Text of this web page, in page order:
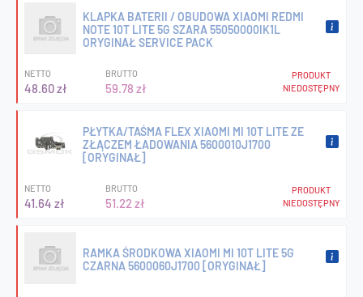
KLAPKA BATERII / OBUDOWA XIAOMI REDMI
NOTE 10T LITE 5G SZARA 55050000IK1L
ORYGINAŁ SERVICE PACK
NETTO
48.60 zł
BRUTTO
59.78 zł
PRODUKT
NIEDOSTĘPNY
PŁYTKA/TAŚMA FLEX XIAOMI MI 10T LITE ZE
ZŁĄCZEM ŁADOWANIA 5600010J1700
[ORYGINAŁ]
NETTO
41.64 zł
BRUTTO
51.22 zł
PRODUKT
NIEDOSTĘPNY
RAMKA ŚRODKOWA XIAOMI MI 10T LITE 5G
CZARNA 5600060J1700 [ORYGINAŁ]